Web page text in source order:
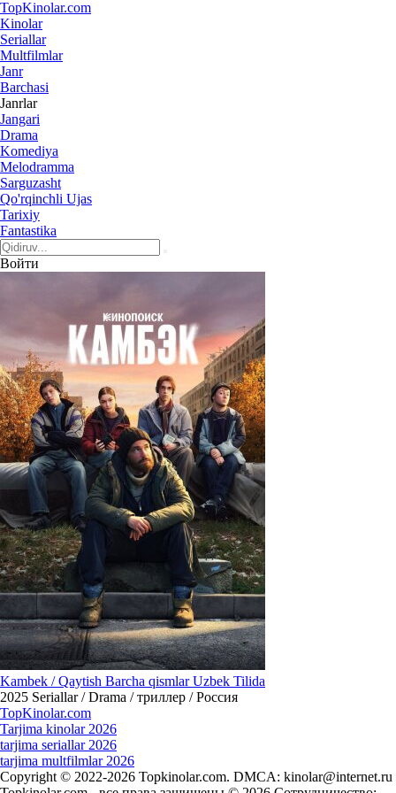
TopKinolar.com
Kinolar
Seriallar
Multfilmlar
Janr
Barchasi
Janrlar
Jangari
Drama
Komediya
Melodramma
Sarguzasht
Qo'rqinchli Ujas
Tarixiy
Fantastika
Войти
Kambek / Qaytish Barcha qismlar Uzbek Tilida
2025 Seriallar / Drama / триллер / Россия
TopKinolar.com
Tarjima kinolar 2026
tarjima seriallar 2026
tarjima multfilmlar 2026
Copyright © 2022-2026 Topkinolar.com. DMCA: kinolar@internet.ru